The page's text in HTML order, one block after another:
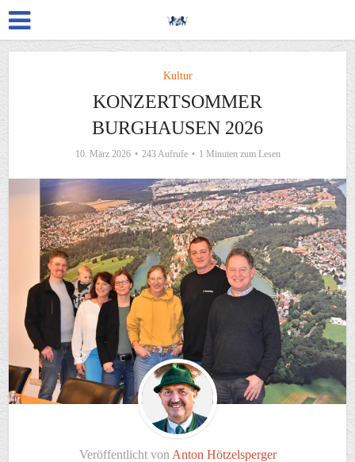
Kultur
KONZERTSOMMER
BURGHAUSEN 2026
10. März 2026 243 Aufrufe 1 Minuten zum Lesen
Veröffentlicht von Anton Hötzelsperger